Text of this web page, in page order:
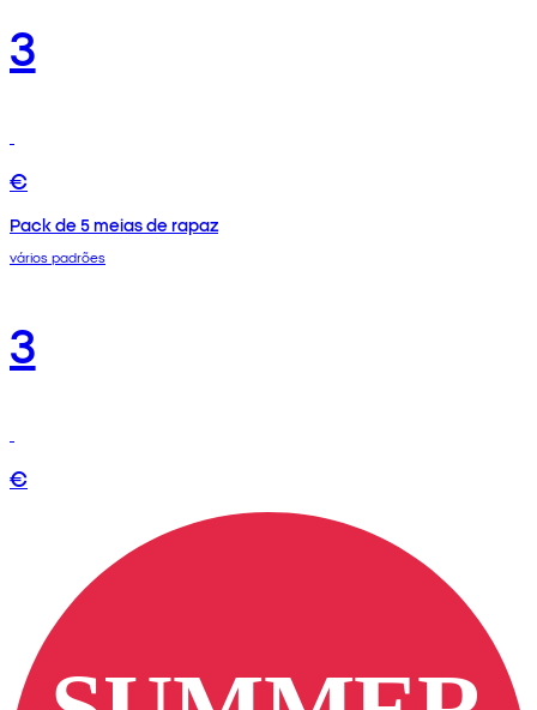
3
€
Pack de 5 meias de rapaz
vários padrões
3
€